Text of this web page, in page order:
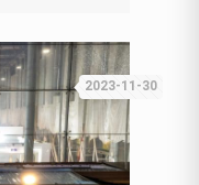
2023-11-30